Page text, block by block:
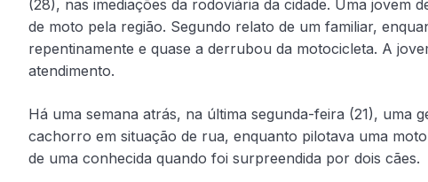
(28), nas imediações da rodoviária da cidade. Uma
de moto pela região. Segundo relato de um familiar,
repentinamente e quase a derrubou da motocicleta. A
atendimento.
Há uma semana atrás, na última segunda-feira (21), uma
cachorro em situação de rua, enquanto pilotava uma
de uma conhecida quando foi surpreendida por dois cães.